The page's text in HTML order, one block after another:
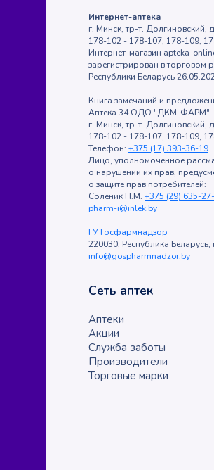
Интернет-аптека
г. Минск, тр-т. Долгиновский,
178-102 - 178-107, 178-109,
Интернет-магазин apteka-
зарегистрирован в торговом
Республики Беларусь
Книга замечаний и
Аптека 34 ОДО "ДКМ-ФАРМ"
г. Минск, тр-т. Долгиновский,
178-102 - 178-107, 178-109,
Телефон: +375 (17) 393-36-19
Лицо, уполномоченное
о нарушении их прав,
о защите прав потребителей:
Соленик Н.М. +375 (29) 635-
pharm-i@inlek.by
ГУ Госфармнадзор
220030, Республика
info@gospharmnadzor.by
Сеть аптек
Аптеки
Акции
Служба заботы
Производители
Торговые марки